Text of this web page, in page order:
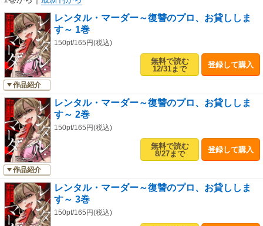
作品紹介
レンタル・マーダー～復讐のプロ、お貸ししま
す～ 1巻
150pt/165円(税込)
無料で読む
12/31まで
登録して購入
作品紹介
レンタル・マーダー～復讐のプロ、お貸ししま
す～ 2巻
150pt/165円(税込)
無料で読む
8/27まで
登録して購入
レンタル・マーダー～復讐のプロ、お貸ししま
す～ 3巻
150pt/165円(税込)